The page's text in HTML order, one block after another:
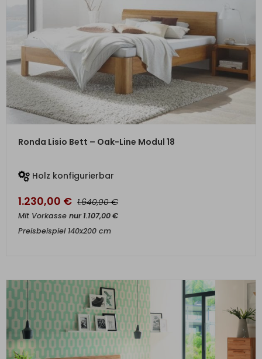
ZUM PRODUKT
Ronda Lisio Bett – Oak-Line Modul 18
Holz konfigurierbar
1.230,00 € 1.640,00€
Mit Vorkasse nur1.107,00€
Preisbeispiel 140x200 cm